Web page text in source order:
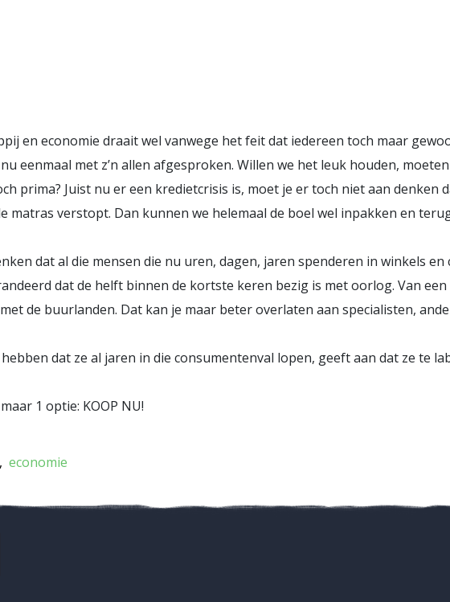
en economie draait wel vanwege het feit dat iedereen toch maar
eenmaal met z’n allen afgesproken. Willen we het leuk houden,
prima? Juist nu er een kredietcrisis is, moet je er toch niet aan denken
matras verstopt. Dan kunnen we helemaal de boel wel inpakken en
dat al die mensen die nu uren, dagen, jaren spenderen in winkels en
dat de helft binnen de kortste keren bezig is met oorlog. Van
de buurlanden. Dat kan je maar beter overlaten aan specialisten,
dat ze al jaren in die consumentenval lopen, geeft aan dat ze te
1 optie: KOOP NU!
economie